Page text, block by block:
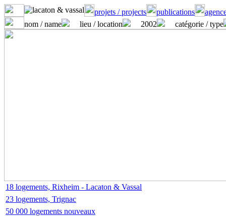
projets / projects publications
nom / name
lieu / location 2002 catégorie / type
18 logements, Rixheim - Lacaton & Vassal
23 logements, Trignac
50 000 logements nouveaux